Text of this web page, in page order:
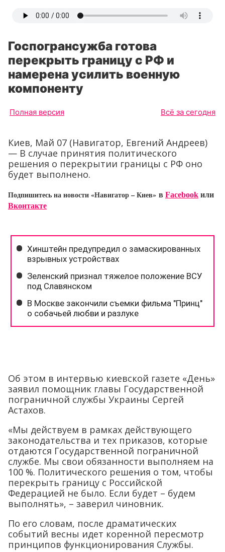
Госпогрансужба готова
перекрыть границу с РФ и
намерена усилить военную
компоненту
Полная версия Всё за сегодня
Киев, Май 07 (Навигатор, Евгений Андреев)
— В случае принятия политического
решения о перекрытии границы с РФ оно
будет выполнено.
Подпишитесь на новости «Навигатор – Киев» в Facebook или
Вконтакте
Об этом в интервью киевской газете «День»
заявил помощник главы Государственной
пограничной службы Украины Сергей
Астахов.
«Мы действуем в рамках действующего
законодательства и тех приказов, которые
отдаются Государственной пограничной
службе. Мы свои обязанности выполняем на
100 %. Политического решения о том, чтобы
перекрыть границу с Российской
Федерацией не было. Если будет – будем
выполнять», – заверил чиновник.
По его словам, после драматических
событий весны идет коренной пересмотр
принципов функционирования Службы.